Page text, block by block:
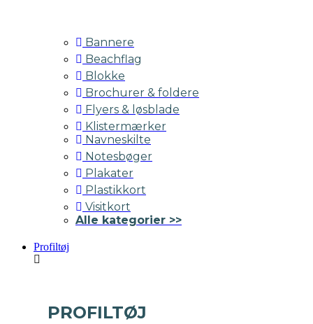
Bannere
Beachflag
Blokke
Brochurer & foldere
Flyers & løsblade
Klistermærker
Navneskilte
Notesbøger
Plakater
Plastikkort
Visitkort
Alle kategorier >>
Profiltøj
PROFILTØJ